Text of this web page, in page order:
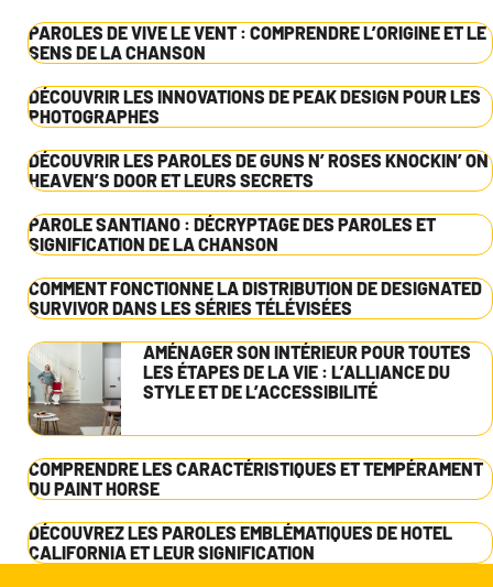
PAROLES DE VIVE LE VENT : COMPRENDRE L’ORIGINE ET LE
SENS DE LA CHANSON
DÉCOUVRIR LES INNOVATIONS DE PEAK DESIGN POUR LES
PHOTOGRAPHES
DÉCOUVRIR LES PAROLES DE GUNS N’ ROSES KNOCKIN’ ON
HEAVEN’S DOOR ET LEURS SECRETS
PAROLE SANTIANO : DÉCRYPTAGE DES PAROLES ET
SIGNIFICATION DE LA CHANSON
COMMENT FONCTIONNE LA DISTRIBUTION DE DESIGNATED
SURVIVOR DANS LES SÉRIES TÉLÉVISÉES
AMÉNAGER SON INTÉRIEUR POUR TOUTES
LES ÉTAPES DE LA VIE : L’ALLIANCE DU
STYLE ET DE L’ACCESSIBILITÉ
COMPRENDRE LES CARACTÉRISTIQUES ET TEMPÉRAMENT
DU PAINT HORSE
DÉCOUVREZ LES PAROLES EMBLÉMATIQUES DE HOTEL
CALIFORNIA ET LEUR SIGNIFICATION